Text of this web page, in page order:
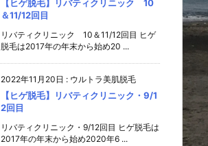
【ヒゲ脱毛】リバティクリニック 10
＆11/12回目
リバティクリニック 10＆11/12回目 ヒゲ
脱毛は2017年の年末から始め20 ...
2022年11月20日 : ウルトラ美肌脱毛
【ヒゲ脱毛】リバティクリニック・9/1
2回目
リバティクリニック・9/12回目 ヒゲ脱毛は
2017年の年末から始め2020年6 ...